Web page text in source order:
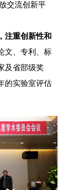
交流创新平
注重创新性和
文、专利、标
及省部级奖
的实验室评估